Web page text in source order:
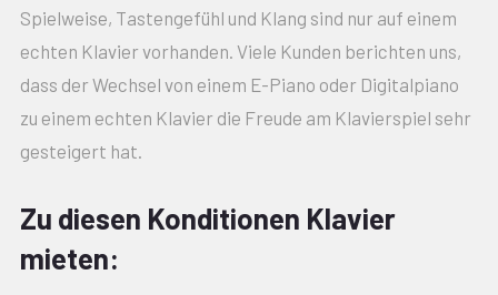
Spielweise, Tastengefühl und Klang sind nur auf einem
echten Klavier vorhanden. Viele Kunden berichten uns,
dass der Wechsel von einem E-Piano oder Digitalpiano
zu einem echten Klavier die Freude am Klavierspiel sehr
gesteigert hat.
Zu diesen Konditionen Klavier
mieten: